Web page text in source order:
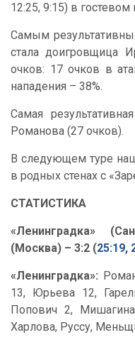
12:25, 9:15) в гостевом
Самым
стала доигровщица
очков: 17 очков в
нападения – 38%.
Самая
Романова (27 очков).
В следующем туре
в родных стенах с
СТАТИСТИКА
«Ленинградка»
(Москва) – 3:2 (25:19,
«Ленинградка»:
13, Юрьева 12,
Попович 2,
Харлова, Руссу,